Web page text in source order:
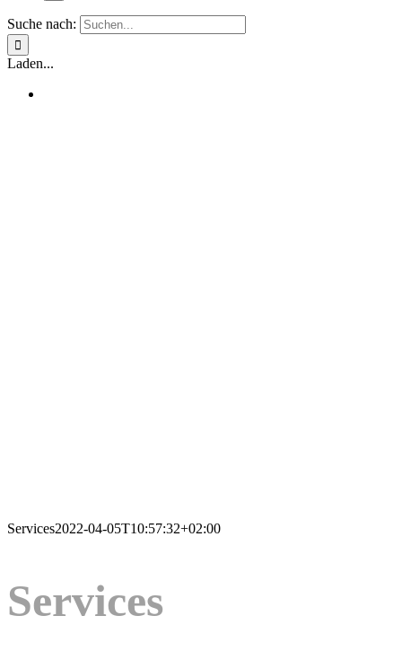
Suche nach:
Laden...
Services2022-04-05T10:57:32+02:00
Services